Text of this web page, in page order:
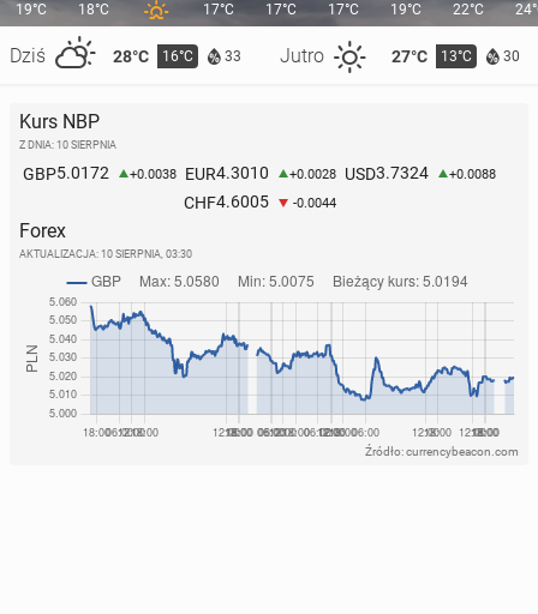
19°C
Dziś 28°C 16°C 33 Jutro 27°C 13°C 30
18°C 17°C 17°C 17°C 19°C 22°C
Kurs NBP
Z DNIA: 10 SIERPNIA
GBP5.0172 +0.0038 EUR4.3010 +0.0028 USD3.7324 +0.0088
CHF4.6005 -0.0044
Forex
AKTUALIZACJA: 10 SIERPNIA, 03:30
Źródło: currencybeacon.com